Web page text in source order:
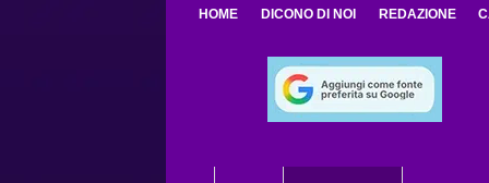
HOME DICONO DI NOI REDAZIONE